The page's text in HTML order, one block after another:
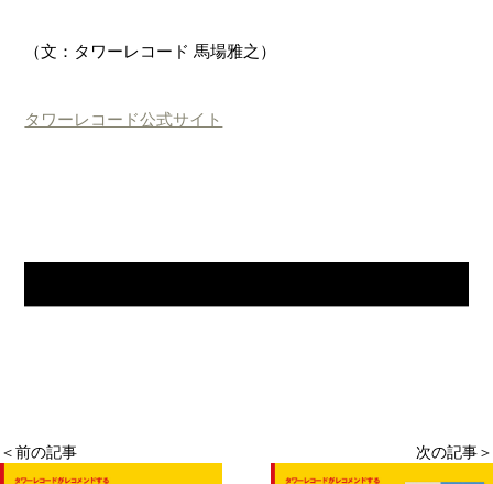
（文：タワーレコード 馬場雅之）
タワーレコード公式サイト
＜前の記事 次の記事＞